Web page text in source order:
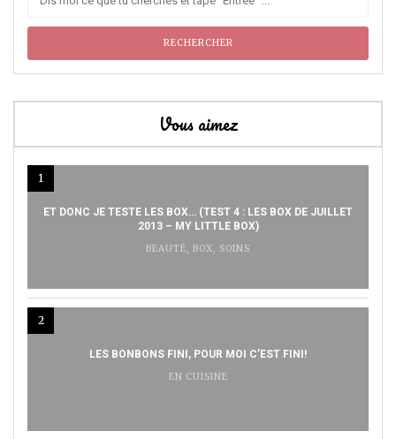
Vous aimez
1
ET DONC JE TESTE LES BOX… (TEST 4 : LES BOX DE JUILLET
2013 – MY LITTLE BOX)
BEAUTÉ BOX SOINS
2
LES BONBONS FINI, POUR MOI C’EST FINI!
EN CUISINE